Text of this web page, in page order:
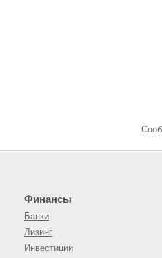
Финансы
Банки
Лизинг
Инвестиции